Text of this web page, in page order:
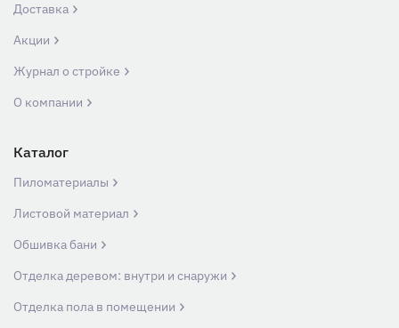
Доставка
Акции
Журнал о стройке
О компании
Каталог
Пиломатериалы
Листовой материал
Обшивка бани
Отделка деревом: внутри и снаружи
Отделка пола в помещении